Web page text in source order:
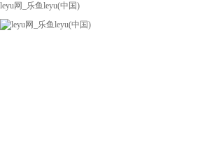
leyu网_乐鱼leyu(中国)